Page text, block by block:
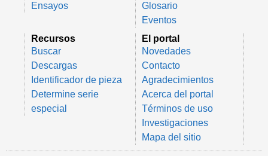
Ensayos
Glosario
Eventos
Recursos
Buscar
Descargas
Identificador de pieza
Determine serie
especial
El portal
Novedades
Contacto
Agradecimientos
Acerca del portal
Términos de uso
Investigaciones
Mapa del sitio